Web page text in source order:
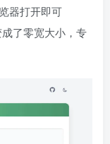
器打开即可
了零宽大小，专